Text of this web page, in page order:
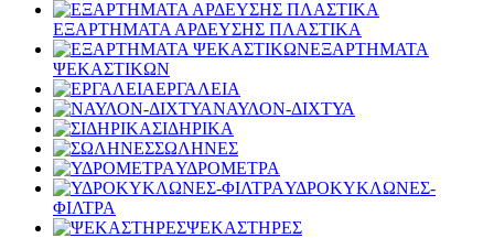
ΕΞΑΡΤΗΜΑΤΑ ΑΡΔΕΥΣΗΣ ΠΛΑΣΤΙΚΑ
ΕΞΑΡΤΗΜΑΤΑ
ΨΕΚΑΣΤΙΚΩΝ
ΕΡΓΑΛΕΙΑ
ΝΑΥΛΟΝ-ΔΙΧΤΥΑ
ΣΙΔΗΡΙΚΑ
ΣΩΛΗΝΕΣ
ΥΔΡΟΜΕΤΡΑ
ΥΔΡΟΚΥΚΛΩΝΕΣ-
ΦΙΛΤΡΑ
ΨΕΚΑΣΤΗΡΕΣ